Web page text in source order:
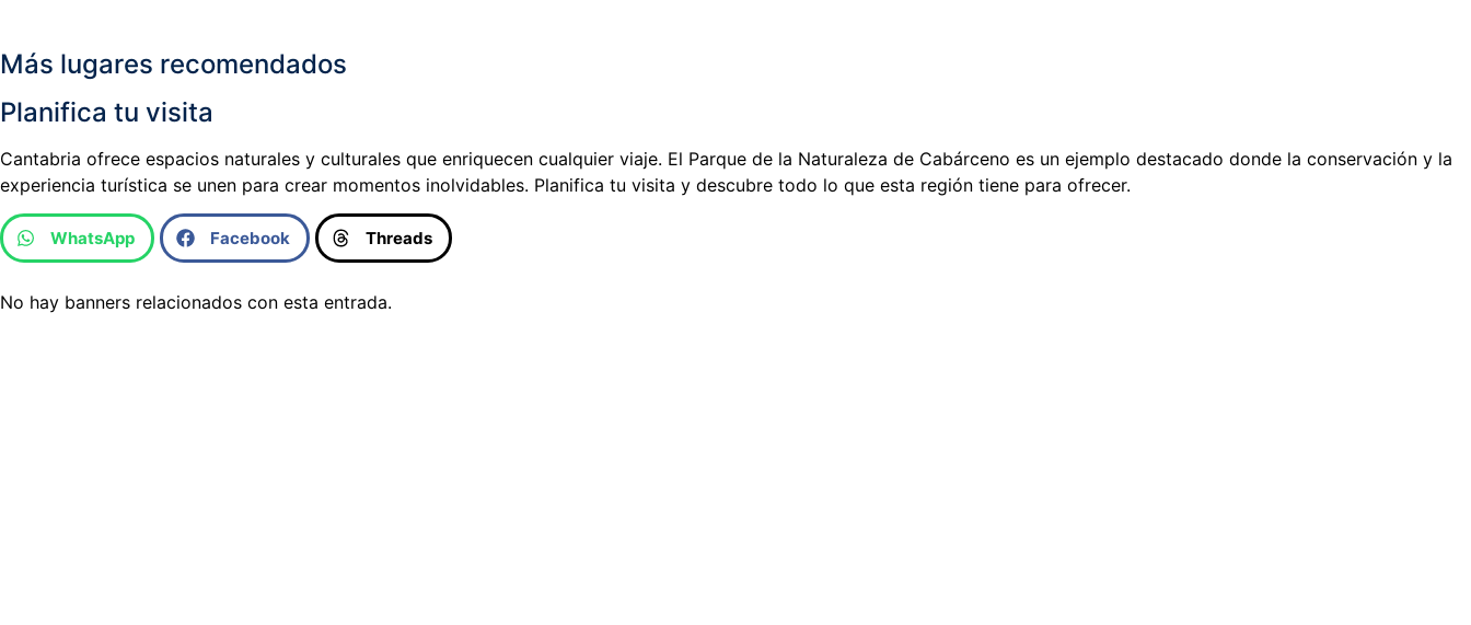
Más lugares recomendados
Planifica tu visita
Cantabria ofrece espacios naturales y culturales que enriquecen cualquier viaje. El Parque de la Naturaleza de Cabárceno es un ejemplo destacado donde la conservación y la
experiencia turística se unen para crear momentos inolvidables. Planifica tu visita y descubre todo lo que esta región tiene para ofrecer.
WhatsApp Facebook Threads
No hay banners relacionados con esta entrada.